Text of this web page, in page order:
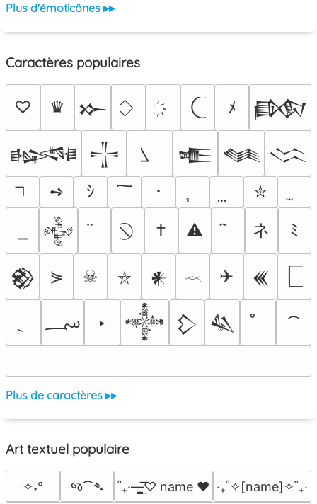
Plus d'émoticônes ▸▸
Caractères populaires
♡ ♛ 𒁍 ﾒ 𒁃
𒈙 𒋲 𒍫 𒈝 𒈱
➺
ｼ ･
✮
𒅒
† ⚠ ネ ﾐ
𒆙 ⋟ ☠ ⛥ 𒀭 𓎖 ✈ 𒌍
؄ ‣ 𒀱 𒁷 𒈑
Plus de caractères ▸▸
Art textuel populaire
✧˖° જ⁀➴ ˚₊·—̳͟͞͞♡ name ♥️ ‎‧₊˚✧[name]✧˚₊‧